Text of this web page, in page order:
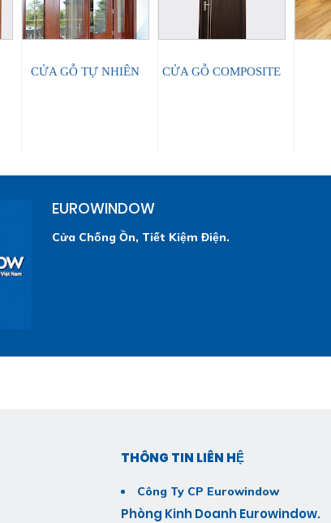
CỬA GỖ TỰ NHIÊN CỬA GỖ COMPOSITE
EUROWINDOW
Cửa Chống Ồn, Tiết Kiệm Điện.
THÔNG TIN LIÊN HỆ
Công Ty CP Eurowindow
Phòng Kinh Doanh Eurowindow.